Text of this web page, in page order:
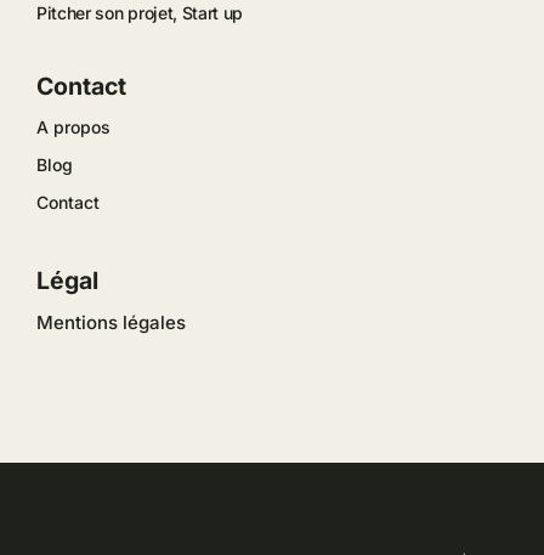
Pitcher son projet, Start up
Contact
A propos
Blog
Contact
Légal
Mentions légales